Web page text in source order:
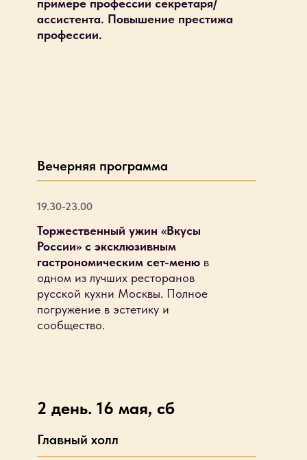
примере профессии секретаря/
ассистента. Повышение престижа
профессии.
19.30-23.00
Вечерняя программа
Торжественный ужин «Вкусы
России» с эксклюзивным
гастрономическим сет-меню в
одном из лучших ресторанов
русской кухни Москвы. Полное
погружение в эстетику и
сообщество.
2 день. 16 мая, сб
Главный холл